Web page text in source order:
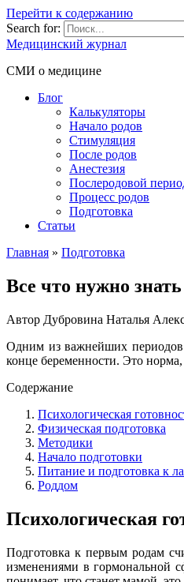
Перейти к содержанию
Search for:
Медицинский журнал
СМИ о медицине
Блог
Калькуляторы
Начало родов
Стимуляция
После родов
Анестезия
Послеродовой
Процесс родов
Подготовка
Статьи
Главная » Подготовка
Все что нужно
Автор Дубровина Наталья
Одним из важнейших периодов
конце беременности. Это
Содержание
Психологическая
Физическая подготовка
Методики
Начало подготовки
Питание и подготовка к
Роддом
Психологическая
Подготовка к первым родам
изменениями в гормональной